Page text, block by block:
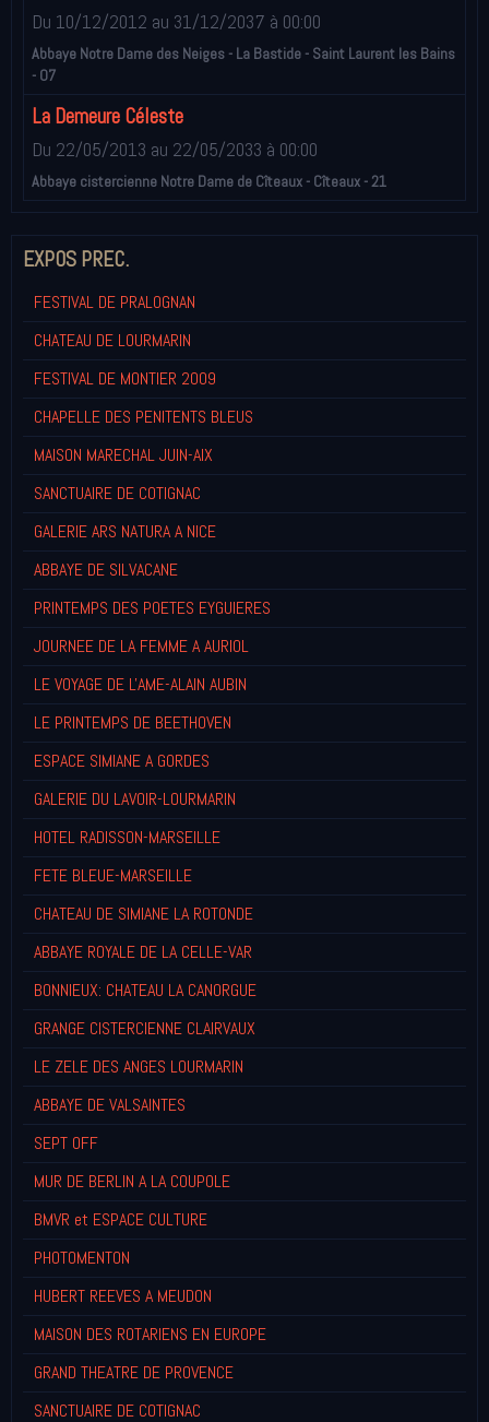
Du 10/12/2012 au 31/12/2037 à 00:00
Abbaye Notre Dame des Neiges - La Bastide - Saint Laurent les Bains
- 07
La Demeure Céleste
Du 22/05/2013 au 22/05/2033 à 00:00
Abbaye cistercienne Notre Dame de Cîteaux - Cîteaux - 21
EXPOS PREC.
FESTIVAL DE PRALOGNAN
CHATEAU DE LOURMARIN
FESTIVAL DE MONTIER 2009
CHAPELLE DES PENITENTS BLEUS
MAISON MARECHAL JUIN-AIX
SANCTUAIRE DE COTIGNAC
GALERIE ARS NATURA A NICE
ABBAYE DE SILVACANE
PRINTEMPS DES POETES EYGUIERES
JOURNEE DE LA FEMME A AURIOL
LE VOYAGE DE L'AME-ALAIN AUBIN
LE PRINTEMPS DE BEETHOVEN
ESPACE SIMIANE A GORDES
GALERIE DU LAVOIR-LOURMARIN
HOTEL RADISSON-MARSEILLE
FETE BLEUE-MARSEILLE
CHATEAU DE SIMIANE LA ROTONDE
ABBAYE ROYALE DE LA CELLE-VAR
BONNIEUX: CHATEAU LA CANORGUE
GRANGE CISTERCIENNE CLAIRVAUX
LE ZELE DES ANGES LOURMARIN
ABBAYE DE VALSAINTES
SEPT OFF
MUR DE BERLIN A LA COUPOLE
BMVR et ESPACE CULTURE
PHOTOMENTON
HUBERT REEVES A MEUDON
MAISON DES ROTARIENS EN EUROPE
GRAND THEATRE DE PROVENCE
SANCTUAIRE DE COTIGNAC